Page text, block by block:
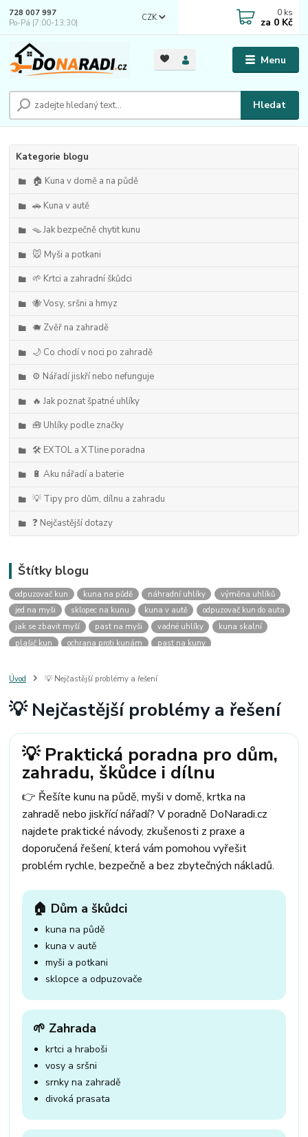
Menu
CZK
Hledat
728 007 997
Po-Pá |7:00-13:30|
0 ks
za 0 Kč
Kategorie blogu
🏠 Kuna v domě a na půdě
🚗 Kuna v autě
🪤 Jak bezpečně chytit kunu
🐭 Myši a potkani
🌱 Krtci a zahradní škůdci
🐝 Vosy, sršni a hmyz
🐗 Zvěř na zahradě
🌙 Co chodí v noci po zahradě
⚙️ Nářadí jiskří nebo nefunguje
🔥 Jak poznat špatné uhlíky
🧰 Uhlíky podle značky
🛠️ EXTOL a XTline poradna
🔋 Aku nářadí a baterie
💡 Tipy pro dům, dílnu a zahradu
❓ Nejčastější dotazy
Štítky blogu
odpuzovač kun kuna na půdě náhradní uhlíky
výměna uhlíků
jed na myši
sklopec na kunu kuna v autě
odpuzovač kun do auta
jak se zbavit myší
past na myši vadné uhlíky
kuna skalní
plašič kun
ochrana proti kunám
past na kuny
past na kunu
myši v domě odpuzovač myší
štěnice
štěnice v hotelu jak se zbavit kuny
kuna ve střeše
mravenci a mšice
uhlíky do nářadí
uhlíky do nařadí
uhlíky do vysavače
uhlíky do pračky uhlíky do
uhlíky parkside
uhlíky ferm uhlíky makita
uhlíkové kartáče
kde sehnat uhlíky
kde koupit uhlíky
Úvod 💡 Nejčastější problémy a řešení
💡 Nejčastější problémy a řešení
💡 Praktická poradna pro dům,
zahradu, škůdce i dílnu
👉 Řešíte kunu na půdě, myši v domě, krtka na
zahradě nebo jiskřící nářadí? V poradně DoNaradi.cz
najdete praktické návody, zkušenosti z praxe a
doporučená řešení, která vám pomohou vyřešit
problém rychle, bezpečně a bez zbytečných nákladů.
🏠 Dům a škůdci
kuna na půdě
kuna v autě
myši a potkani
sklopce a odpuzovače
🌱 Zahrada
krtci a hraboši
vosy a sršni
srnky na zahradě
divoká prasata